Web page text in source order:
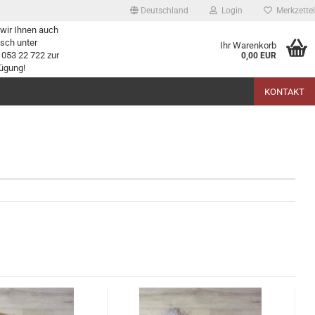
Deutschland Login Merkzettel
Ihnen auch
unter
22 722 zur
Ihr Warenkorb
0,00 EUR
KONTAKT